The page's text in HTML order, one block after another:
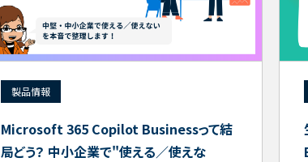
製品情報
Microsoft 365 Copilot Businessって結
局どう？ 中小企業で"使える／使えな